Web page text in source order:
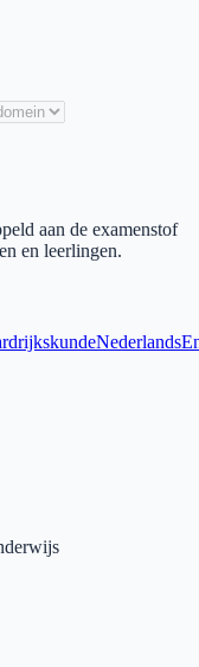
aan de examenstof
en leerlingen.
Nederlands